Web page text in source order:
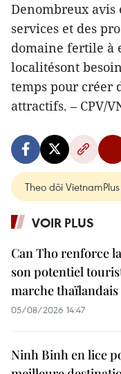
Denombreux avis
services et des
domaine fertile à
localitésont
temps pour créer
attractifs. – CPV/
Theo dõi VietnamPlus
VOIR PLUS
Can Tho renforce
son potentiel
marche thaïlandais
05/08/2026 14:47
Ninh Binh en lice